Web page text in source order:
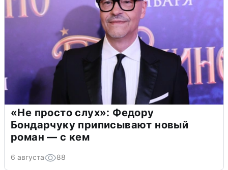
«Не просто слух»: Федору
Бондарчуку приписывают новый
роман — с кем
6 августа 88